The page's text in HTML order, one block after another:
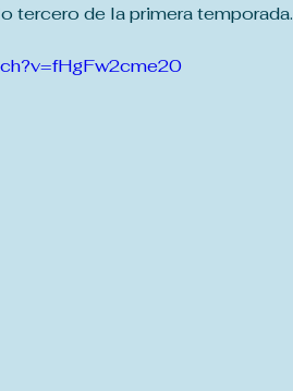
tercero de la primera temporada.